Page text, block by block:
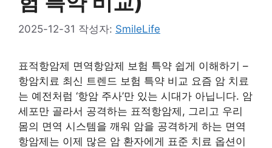
2025-12-31 작성자: SmileLife
표적항암제 면역항암제 보험 특약 쉽게 이해하기 –
항암치료 최신 트렌드 보험 특약 비교 요즘 암 치료
는 예전처럼 ‘항암 주사’만 있는 시대가 아닙니다. 암
세포만 골라서 공격하는 표적항암제, 그리고 우리
몸의 면역 시스템을 깨워 암을 공격하게 하는 면역
항암제는 이제 많은 암 환자에게 표준 치료 옵션이